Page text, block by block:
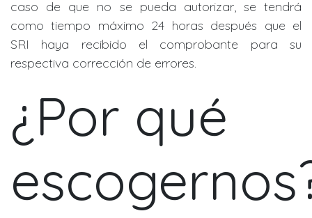
caso de que no se pueda autorizar, se tendrá
como tiempo máximo 24 horas después que el
SRI haya recibido el comprobante para su
respectiva corrección de errores.
¿Por qué